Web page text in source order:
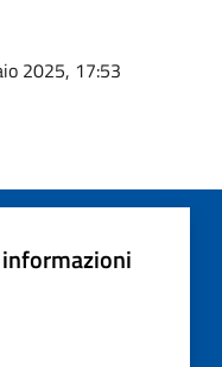
2025, 17:53